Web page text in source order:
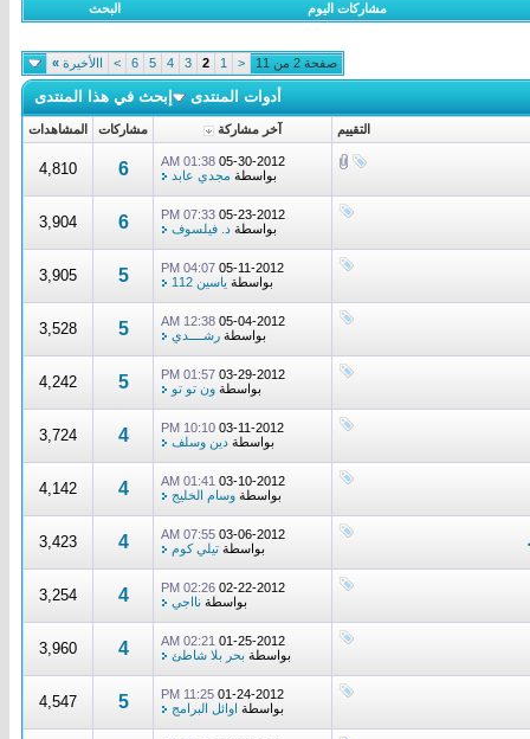
مشاركات اليوم البحث
صفحة 2 من 11 <
1
2
3
4
5
6
> االأخيرة »
أدوات المنتدى إبحث في هذا المنتدى
التقييم آخر مشاركة مشاركات المشاهدات
05-30-2012
01:38 AM
بواسطة مجدي عابد 6
4,810
05-23-2012
07:33 PM
بواسطة د. فيلسوف 6
3,904
05-11-2012
04:07 PM
بواسطة ياسين 112 5
3,905
05-04-2012
12:38 AM
بواسطة رشــــدي 5
3,528
03-29-2012
01:57 PM
بواسطة ون تو تو 5
4,242
03-11-2012
10:10 PM
بواسطة دين وسلف 4
3,724
03-10-2012
01:41 AM
بواسطة وسام الخليج 4
4,142
03-06-2012
07:55 AM
بواسطة تيلي كوم 4
3,423
02-22-2012
02:26 PM
بواسطة نااجي 4
3,254
01-25-2012
02:21 AM
بواسطة بحر بلا شاطئ 4
3,960
01-24-2012
11:25 PM
بواسطة اوائل البرامج 5
4,547